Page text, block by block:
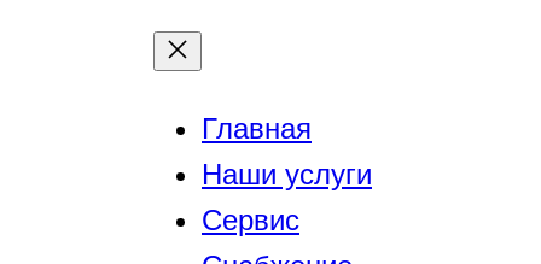
Главная
Наши услуги
Сервис